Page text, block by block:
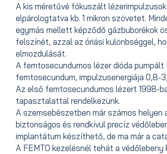
A kis méretűvé fókuszált
elpárologtatva kb. 1 mikron szövetet.
egymás mellett képződő gázbuborékok
felszínét, azzal az óriási különbséggel,
elmozdulását.
A femtosecundumos lézer dióda
femtosecundum, impulzusenergiája 0,8-
Az első femtosecundumos lézert 1998-
tapasztalattal rendelkezünk.
A szemsebészetben már számos
biztonságos és rendkívül precíz
implantátum készíthető, de ma már a
A FEMTO kezelésnél tehát a